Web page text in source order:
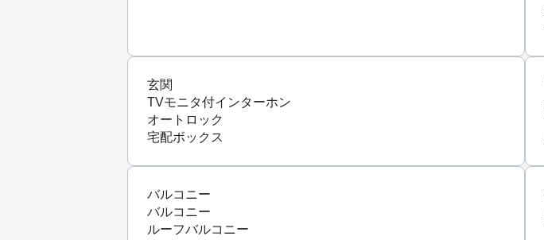
玄関
TVモニタ付インターホン
オートロック
宅配ボックス
バルコニー
バルコニー
ルーフバルコニー